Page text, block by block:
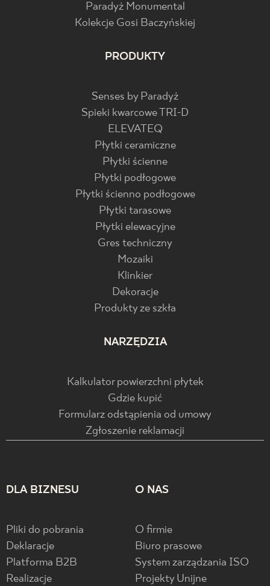
Paradyż Monumental
Kolekcje Gosi Baczyńskiej
PRODUKTY
Senses by Paradyż
Spieki kwarcowe TRI-D
ELEVATEQ
Płytki ceramiczne
Płytki ścienne
Płytki podłogowe
Płytki ścienno podłogowe
Płytki tarasowe
Płytki elewacyjne
Gres techniczny
Mozaiki
Klinkier
Dekoracje
Produkty ze szkła
NARZĘDZIA
Kalkulator powierzchni płytek
Gdzie kupić
Formularz odstąpienia od umowy
Zgłoszenie reklamacji
DLA BIZNESU
Pliki do pobrania
Deklaracje
Platforma B2B
Realizacje
O NAS
O firmie
Biuro prasowe
System zarządzania ISO
Projekty Unijne